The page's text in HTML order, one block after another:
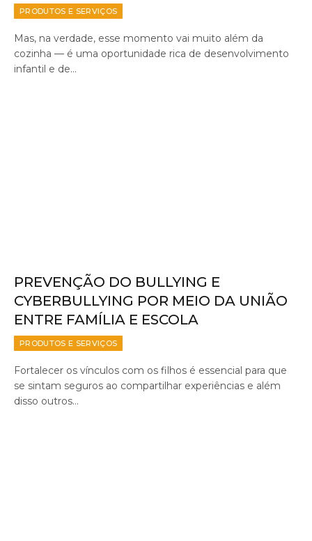
PRODUTOS E SERVIÇOS
Mas, na verdade, esse momento vai muito além da
cozinha — é uma oportunidade rica de desenvolvimento
infantil e de…
PREVENÇÃO DO BULLYING E
CYBERBULLYING POR MEIO DA UNIÃO
ENTRE FAMÍLIA E ESCOLA
PRODUTOS E SERVIÇOS
Fortalecer os vínculos com os filhos é essencial para que
se sintam seguros ao compartilhar experiências e além
disso outros…